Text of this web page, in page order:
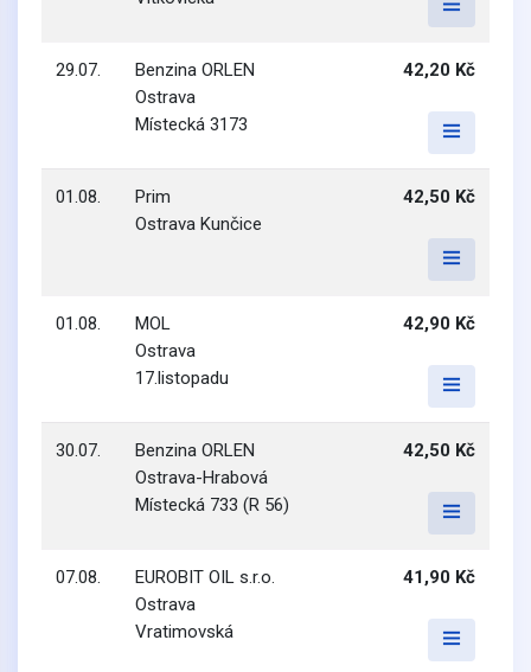
29.07.
Benzina ORLEN
Ostrava
Místecká 3173
42,20 Kč
01.08.
Prim
Ostrava Kunčice
42,50 Kč
01.08.
MOL
Ostrava
17.listopadu
42,90 Kč
30.07.
Benzina ORLEN
Ostrava-Hrabová
Místecká 733 (R 56)
42,50 Kč
07.08.
EUROBIT OIL s.r.o.
Ostrava
Vratimovská
41,90 Kč